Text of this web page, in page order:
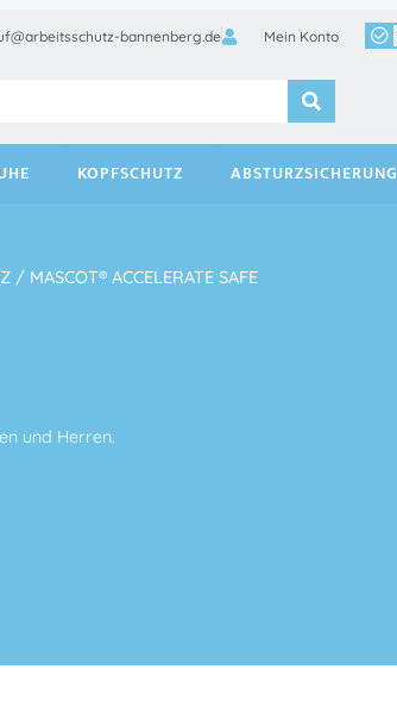
bannenberg.de Mein Konto
KOPFSCHUTZ ABSTURZSICHERUNG
/ MASCOT® ACCELERATE SAFE
und Herren.